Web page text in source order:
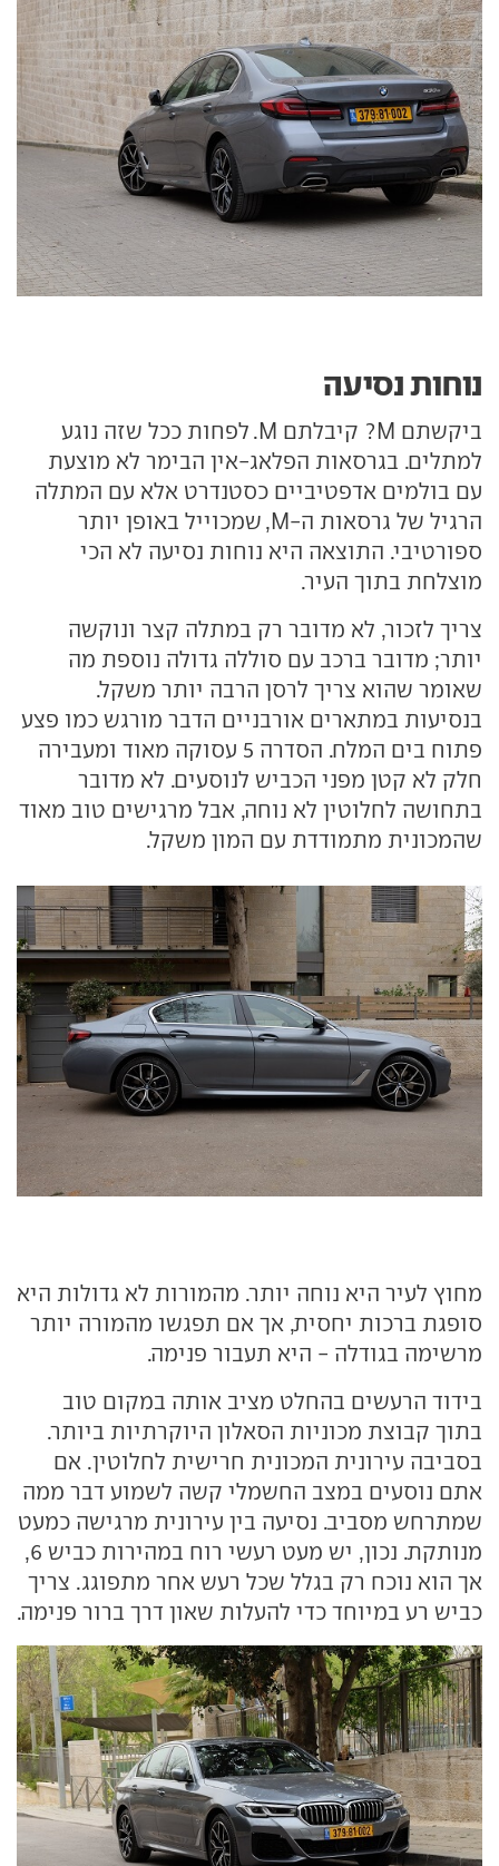
נוחות נסיעה
ביקשתם M? קיבלתם M. לפחות ככל שזה נוגע
למתלים. בגרסאות הפלאג-אין הבימר לא מוצעת
עם בולמים אדפטיביים כסטנדרט אלא עם המתלה
הרגיל של גרסאות ה-M, שמכוייל באופן יותר
ספורטיבי. התוצאה היא נוחות נסיעה לא הכי
מוצלחת בתוך העיר.
צריך לזכור, לא מדובר רק במתלה קצר ונוקשה
יותר; מדובר ברכב עם סוללה גדולה נוספת מה
שאומר שהוא צריך לרסן הרבה יותר משקל.
בנסיעות במתארים אורבניים הדבר מורגש כמו פצע
פתוח בים המלח. הסדרה 5 עסוקה מאוד ומעבירה
חלק לא קטן מפני הכביש לנוסעים. לא מדובר
בתחושה לחלוטין לא נוחה, אבל מרגישים טוב מאוד
שהמכונית מתמודדת עם המון משקל.
מחוץ לעיר היא נוחה יותר. מהמורות לא גדולות היא
סופגת ברכות יחסית, אך אם תפגשו מהמורה יותר
מרשימה בגודלה - היא תעבור פנימה.
בידוד הרעשים בהחלט מציב אותה במקום טוב
בתוך קבוצת מכוניות הסאלון היוקרתיות ביותר.
בסביבה עירונית המכונית חרישית לחלוטין. אם
אתם נוסעים במצב החשמלי קשה לשמוע דבר ממה
שמתרחש מסביב. נסיעה בין עירונית מרגישה כמעט
מנותקת. נכון, יש מעט רעשי רוח במהירות כביש 6,
אך הוא נוכח רק בגלל שכל רעש אחר מתפוגג. צריך
כביש רע במיוחד כדי להעלות שאון דרך ברור פנימה.